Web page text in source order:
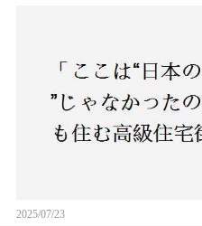
2025/07/23